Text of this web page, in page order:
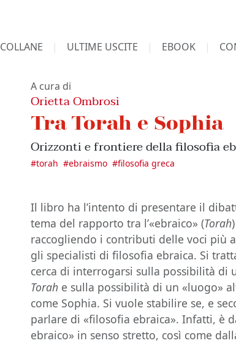
COLLANE ULTIME USCITE EBOOK
A cura di
Orietta Ombrosi
Tra Torah e Sophia
Orizzonti e frontiere della filosofia
#torah #ebraismo #filosofia greca
Il libro ha l’intento di presentare il
tema del rapporto tra l’«ebraico» (Torah
raccogliendo i contributi delle voci più
gli specialisti di filosofia ebraica. Si
cerca di interrogarsi sulla possibilità di
Torah e sulla possibilità di un «luogo»
come Sophia. Si vuole stabilire se, e
parlare di «filosofia ebraica». Infatti, è
ebraico» in senso stretto, così come